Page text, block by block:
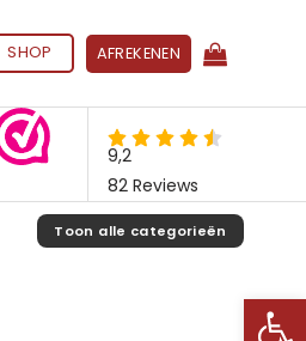
SHOP AFREKENEN
Toon alle categorieën